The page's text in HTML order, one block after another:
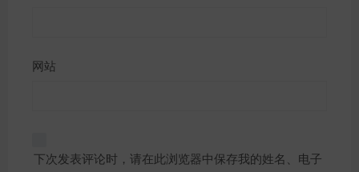
网站
下次发表评论时，请在此浏览器中保存我的姓名、电子